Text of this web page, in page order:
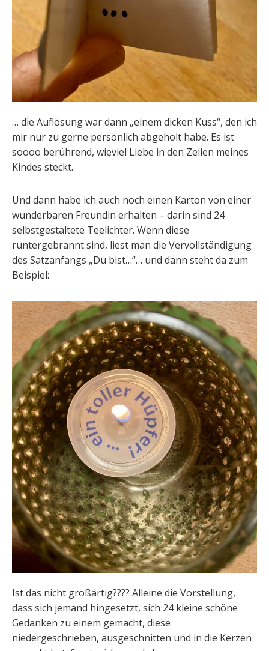
… die Auflösung war dann „einem dicken Kuss“, den ich
mir nur zu gerne persönlich abgeholt habe. Es ist
soooo berührend, wieviel Liebe in den Zeilen meines
Kindes steckt.
Und dann habe ich auch noch einen Karton von einer
wunderbaren Freundin erhalten – darin sind 24
selbstgestaltete Teelichter. Wenn diese
runtergebrannt sind, liest man die Vervollständigung
des Satzanfangs „Du bist…“… und dann steht da zum
Beispiel:
Ist das nicht großartig???? Alleine die Vorstellung,
dass sich jemand hingesetzt, sich 24 kleine schöne
Gedanken zu einem gemacht, diese
niedergeschrieben, ausgeschnitten und in die Kerzen